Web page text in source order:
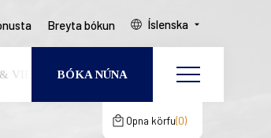
Breyta bókun Íslenska
VIÐBURÐIR UM OKKUR
BÓKA NÚNA
Breyta bókun
Opna körfu 0